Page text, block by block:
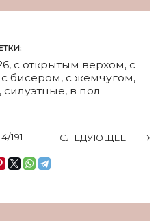
, с открытым верхом, с
с бисером, с жемчугом,
, силуэтные, в пол
191 СЛЕДУЮЩЕЕ